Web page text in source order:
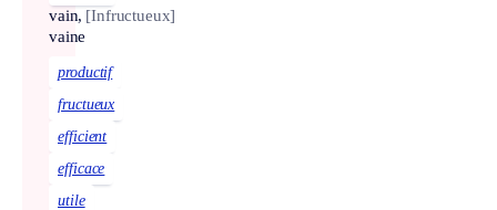
vain,
vaine
[Infructueux]
productif
fructueux
efficient
efficace
utile